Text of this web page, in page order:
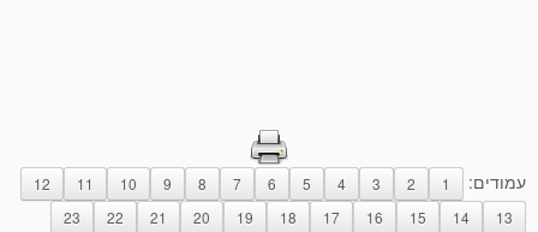
עמודים: 1
2
3
4
5
6
7
8
9
10
11
12
13
14
15
16
17
18
19
20
21
22
23